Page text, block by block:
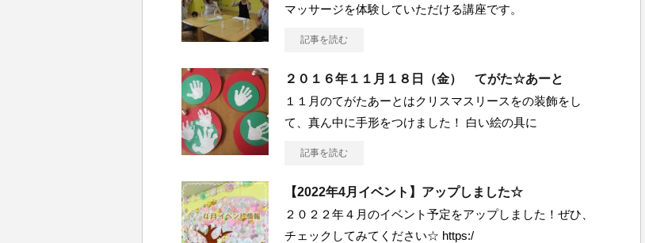
マッサージを体験していただける講座です。
記事を読む
２０１６年１１月１８日（金） てがた☆あーと
１１月のてがたあーとはクリスマスリースをの装飾をし
て、真ん中に手形をつけました！ 白い絵の具に
記事を読む
【2022年4月イベント】アップしました☆
２０２２年４月のイベント予定をアップしました！ぜひ、
チェックしてみてください☆ https:/